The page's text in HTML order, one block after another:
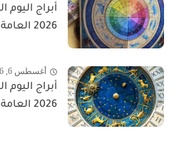
2026 العامة في الحب والعمل...
أغسطس 6, 2026
2026 العامة في الحب والعمل...